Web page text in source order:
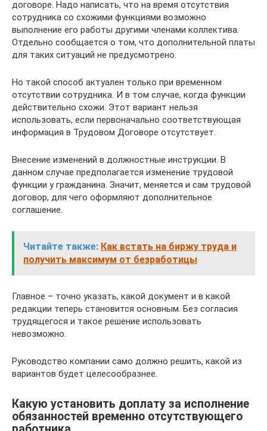
договоре. Надо написать, что на время отсутствия
сотрудника со схожими функциями возможно
выполнение его работы другими членами коллектива.
Отдельно сообщается о том, что дополнительной платы
для таких ситуаций не предусмотрено.
Но такой способ актуален только при временном
отсутствии сотрудника. И в том случае, когда функции
действительно схожи. Этот вариант нельзя
использовать, если первоначально соответствующая
информация в Трудовом Договоре отсутствует.
Внесение изменений в должностные инструкции. В
данном случае предполагается изменение трудовой
функции у гражданина. Значит, меняется и сам трудовой
договор, для чего оформляют дополнительное
соглашение.
Читайте также: Как встать на биржу труда и
получить максимум от безработицы
Главное – точно указать, какой документ и в какой
редакции теперь становится основным. Без согласия
трудящегося и такое решение использовать
невозможно.
Руководство компании само должно решить, какой из
вариантов будет целесообразнее.
Какую установить доплату за исполнение
обязанностей временно отсутствующего